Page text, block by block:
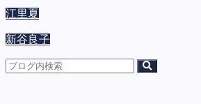
江里夏
新谷良子